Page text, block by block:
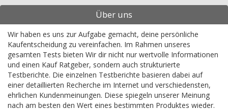
Über uns
Wir haben es uns zur Aufgabe gemacht, deine persönliche
Kaufentscheidung zu vereinfachen. Im Rahmen unseres
gesamten Tests bieten Wir dir nicht nur wertvolle Informationen
und einen Kauf Ratgeber, sondern auch strukturierte
Testberichte. Die einzelnen Testberichte basieren dabei auf
einer detaillierten Recherche im Internet und verschiedensten,
ehrlichen Kundenmeinungen. Diese spiegeln unserer Meinung
nach am besten den Wert eines bestimmten Produktes wieder.